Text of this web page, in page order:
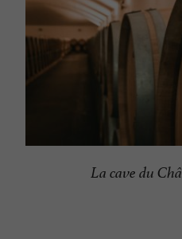
La cave du